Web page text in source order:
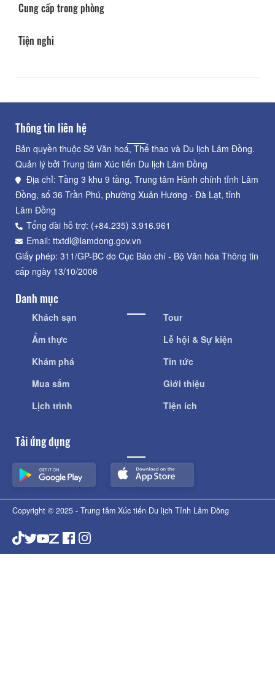
Cung cấp trong phòng
Tiện nghi
Thông tin liên hệ
Bản quyền thuộc Sở Văn hoá, Thể thao và Du lịch Lâm Đồng.
Quản lý bởi Trung tâm Xúc tiến Du lịch Lâm Đồng
Địa chỉ: Tầng 3 khu 9 tầng, Trung tâm Hành chính tỉnh Lâm
Đồng, số 36 Trần Phú, phường Xuân Hương - Đà Lạt, tỉnh
Lâm Đồng
Tổng đài hỗ trợ: (+84.235) 3.916.961
Email: ttxtdl@lamdong.gov.vn
Giấy phép: 311/GP-BC do Cục Báo chí - Bộ Văn hóa Thông tin
cấp ngày 13/10/2006
Danh mục
Khách sạn
Ẩm thực
Khám phá
Mua sắm
Lịch trình
Tour
Lễ hội & Sự kiện
Tin tức
Giới thiệu
Tiện ích
Tải ứng dụng
Copyright © 2025 - Trung tâm Xúc tiến Du lịch Tỉnh Lâm Đồng